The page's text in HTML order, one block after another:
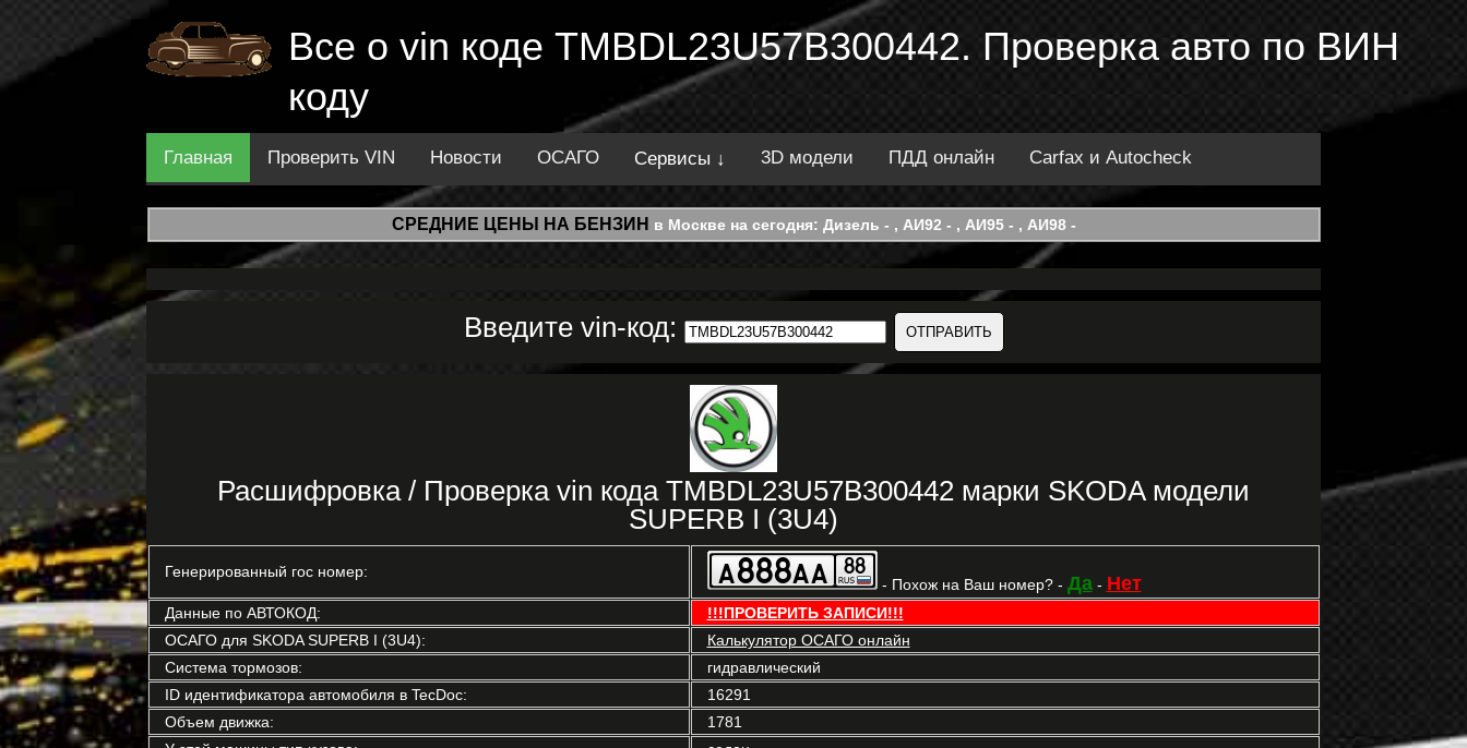
Все о vin коде TMBDL23U57B300442. Проверка авто по ВИН
коду
Главная Проверить VIN Новости ОСАГО Сервисы ↓ 3D модели ПДД онлайн Carfax и Autocheck
СРЕДНИЕ ЦЕНЫ НА БЕНЗИН в Москве на сегодня: Дизель - , АИ92 - , АИ95 - , АИ98 -
Введите vin-код:
Расшифровка / Проверка vin кода TMBDL23U57B300442 марки SKODA модели
SUPERB I (3U4)
Генерированный гос номер:
- Похож на Ваш номер? - Да- Нет
Данные по АВТОКОД:
!!!ПРОВЕРИТЬ ЗАПИСИ!!!
ОСАГО для SKODA SUPERB I (3U4):
Калькулятор ОСАГО онлайн
Система тормозов:
гидравлический
ID идентификатора автомобиля в TecDoc:
16291
Объем движка:
1781